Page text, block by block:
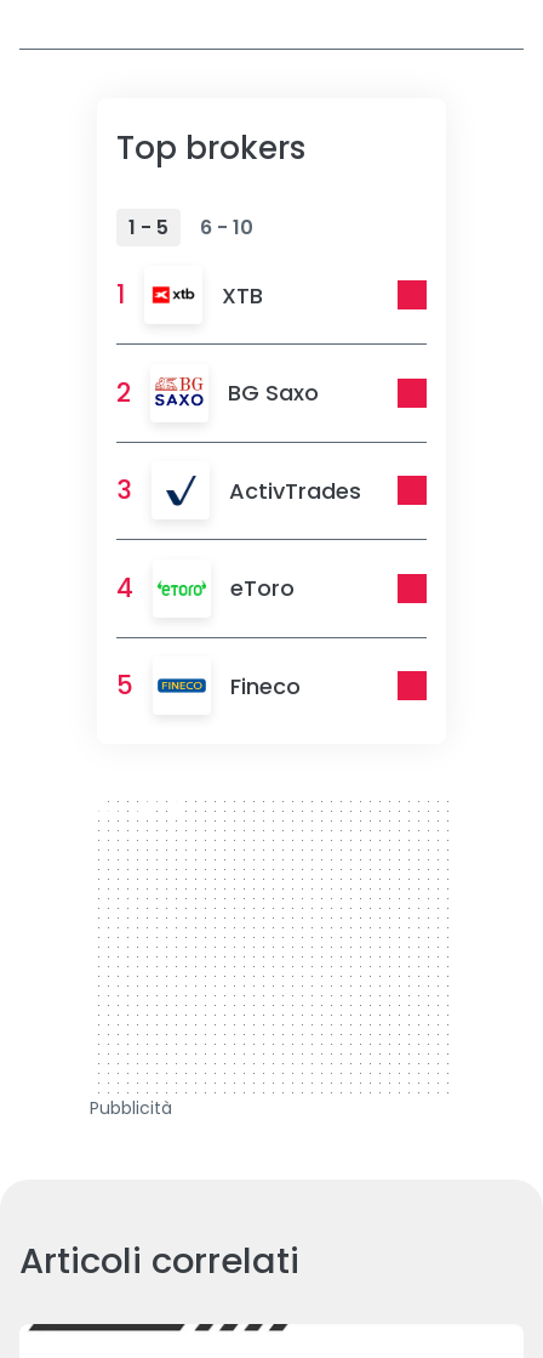
Top brokers
1 - 5 6 - 10
1 XTB
2 BG Saxo
3 ActivTrades
4 eToro
5 Fineco
300 x 250
Pubblicità
Articoli correlati